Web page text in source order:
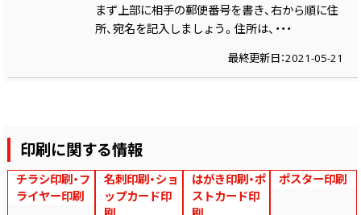
まず上部に相手の郵便番号を書き、右から順に住
所、宛名を記入しましょう。住所は、・・・
最終更新日：2021-05-21
印刷に関する情報
チラシ印刷・フ
ライヤー印刷
名刺印刷・ショ
ップカード印
はがき印刷・ポ
ストカード印
ポスター印刷